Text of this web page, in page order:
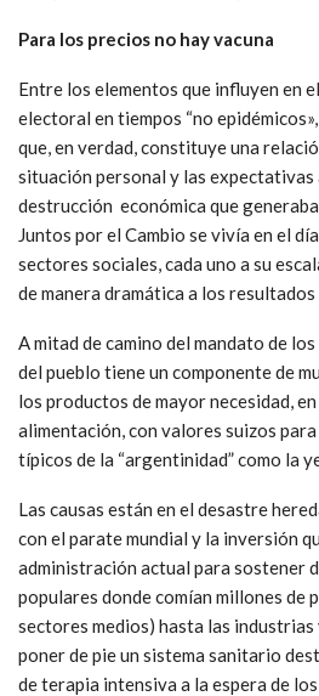
Para los precios no hay vacuna
Entre los elementos que influyen en
electoral en tiempos “no
que, en verdad, constituye una
situación personal y las expectativas
destrucción económica que
Juntos por el Cambio se vivía en el
sectores sociales, cada uno a su
de manera dramática a los
A mitad de camino del mandato de
del pueblo tiene un componente de
los productos de mayor necesidad,
alimentación, con valores suizos
típicos de la “argentinidad” como la
Las causas están en el desastre
con el parate mundial y la inversión
administración actual para sostener
populares donde comían millones de
sectores medios) hasta las industrias
poner de pie un sistema sanitario
de terapia intensiva a la espera de